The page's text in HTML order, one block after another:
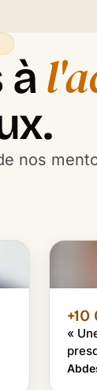
à
nos
«